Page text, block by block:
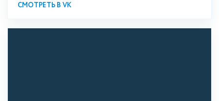
СМОТРЕТЬ В VK